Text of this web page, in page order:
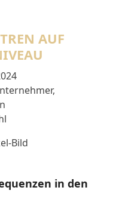
AUF
,
in den